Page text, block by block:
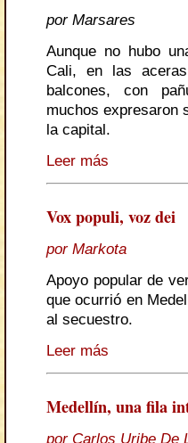
por Marsares
Aunque no hubo
Cali, en las
balcones, con
muchos expresaron
la capital.
Leer más
Vox populi, voz dei
por Markota
Apoyo popular de
que ocurrió en
al secuestro.
Leer más
Medellín, una fila
por Carlos Uribe De